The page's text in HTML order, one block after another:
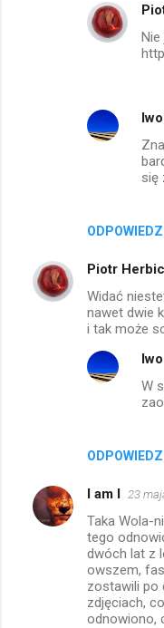
ODPOWIEDZ
Nie
się
Piotr
Widać
nawet dwie
i tak może
ODPOWIEDZ
W
I am I 23
Taka Wola-
tego
dwóch lat z
owszem,
zostawili po
zdjęciach,
odnowiono,